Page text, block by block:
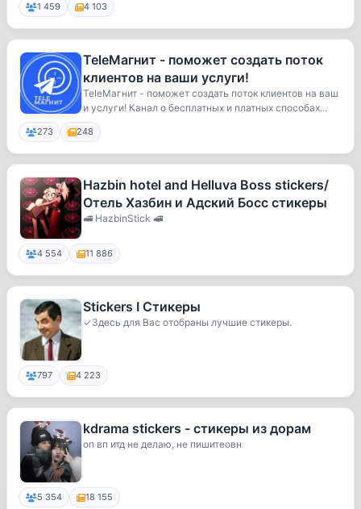
1 459 4 103
TeleМагнит - поможет создать поток
клиентов на ваши услуги!
TeleМагнит - поможет создать поток клиентов на ваш
и услуги! Канал о бесплатных и платных способах...
273 248
Hazbin hotel and Helluva Boss stickers/
Отель Хазбин и Адский Босс стикеры
🚅 HazbinStick 🚅
4 554 11 886
Stickers I Стикеры
✓Здесь для Вас отобраны лучшие стикеры.
797 4 223
kdrama stickers - стикеры из дорам
оп вп итд не делаю, не пишитеовн
5 354 18 155